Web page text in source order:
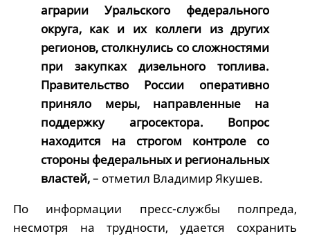
аграрии Уральского федерального
округа, как и их коллеги из других
регионов, столкнулись со сложностями
при закупках дизельного топлива.
Правительство России оперативно
приняло меры, направленные на
поддержку агросектора. Вопрос
находится на строгом контроле со
стороны федеральных и региональных
властей,– отметил Владимир Якушев.
По информации пресс-службы полпреда,
несмотря на трудности, удается сохранить